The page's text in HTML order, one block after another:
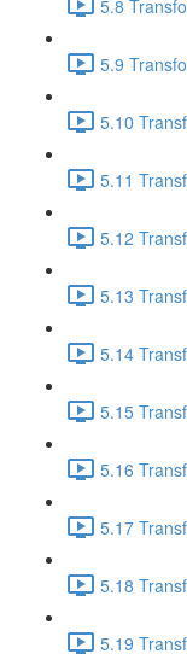
5.8
5.9
5.10
5.11
5.12
5.13
5.14
5.15
5.16
5.17
5.18
5.19